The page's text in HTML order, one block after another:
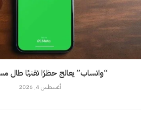
“واتساب” يعالج حظرًا تقنيًا طال
أغسطس 4, 2026